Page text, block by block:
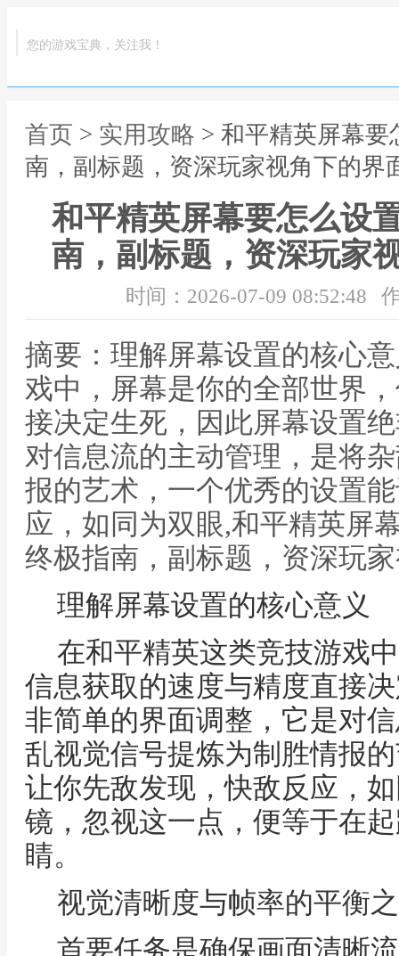
您的游戏宝典，关注我！
首页 > 实用攻略 > 和平精英屏幕
南，副标题，资深玩家视角下的界
和平精英屏幕要怎么设
南，副标题，资深玩家
时间：2026-07-09 08:52:48
摘要：理解屏幕设置的核心
戏中，屏幕是你的全部世界
接决定生死，因此屏幕设置
对信息流的主动管理，是将
报的艺术，一个优秀的设置
应，如同为双眼,和平精英屏
终极指南，副标题，资深玩
理解屏幕设置的核心意义
在和平精英这类竞技游戏
信息获取的速度与精度直接
非简单的界面调整，它是对
乱视觉信号提炼为制胜情报
让你先敌发现，快敌反应，
镜，忽视这一点，便等于在
睛。
视觉清晰度与帧率的平衡